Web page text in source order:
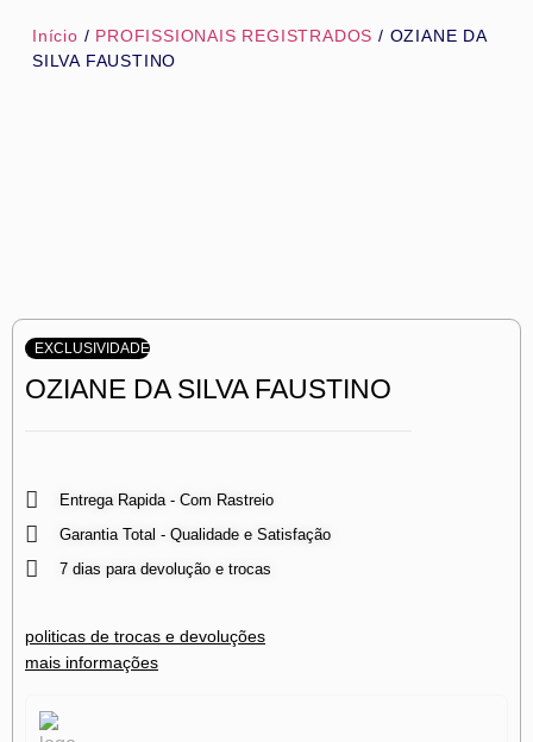
Início / PROFISSIONAIS REGISTRADOS / OZIANE DA
SILVA FAUSTINO
EXCLUSIVIDADE
OZIANE DA SILVA FAUSTINO
Entrega Rapida - Com Rastreio
Garantia Total - Qualidade e Satisfação
7 dias para devolução e trocas
politicas de trocas e devoluções
mais informações